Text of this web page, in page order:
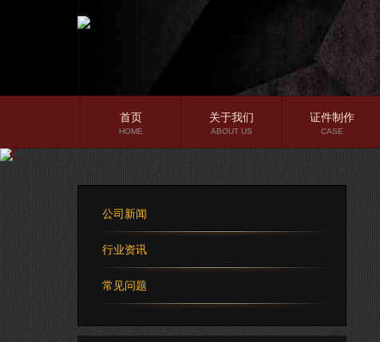
首页
HOME
关于我们
ABOUT US
证件制作
CASE
公司新闻
行业资讯
常见问题